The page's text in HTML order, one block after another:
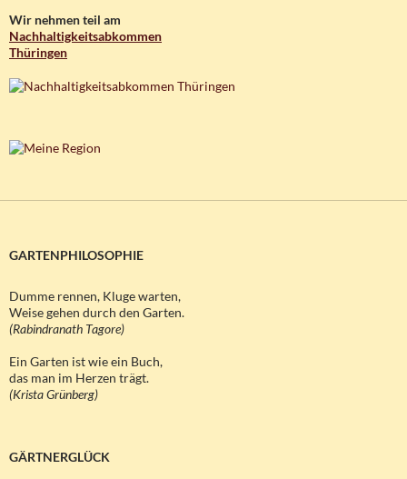
Wir nehmen teil am
Nachhaltigkeitsabkommen
Thüringen
GARTENPHILOSOPHIE
Dumme rennen, Kluge warten,
Weise gehen durch den Garten.
(Rabindranath Tagore)
Ein Garten ist wie ein Buch,
das man im Herzen trägt.
(Krista Grünberg)
GÄRTNERGLÜCK